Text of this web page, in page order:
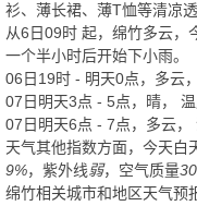
衫、薄长裙、薄T恤等清凉透
从6日09时 起，绵竹多云，
一个半小时后开始下小雨。
06日19时 - 明天0点，多云
07日明天3点 - 5点，晴，
07日明天6点 - 7点，多云，
天气其他指数方面，今天白
9%，紫外线弱，空气质量30
绵竹相关城市和地区天气预